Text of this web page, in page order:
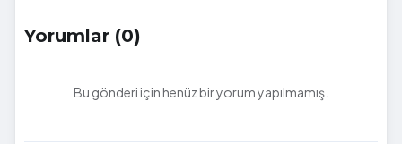
Yorumlar (0)
Bu gönderi için henüz bir yorum yapılmamış.